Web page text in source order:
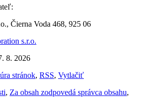
Čierna Voda 468, 925 06
s.r.o.
8. 2026
stránok, RSS, Vytlačiť
, Za obsah zodpovedá správca obsahu,